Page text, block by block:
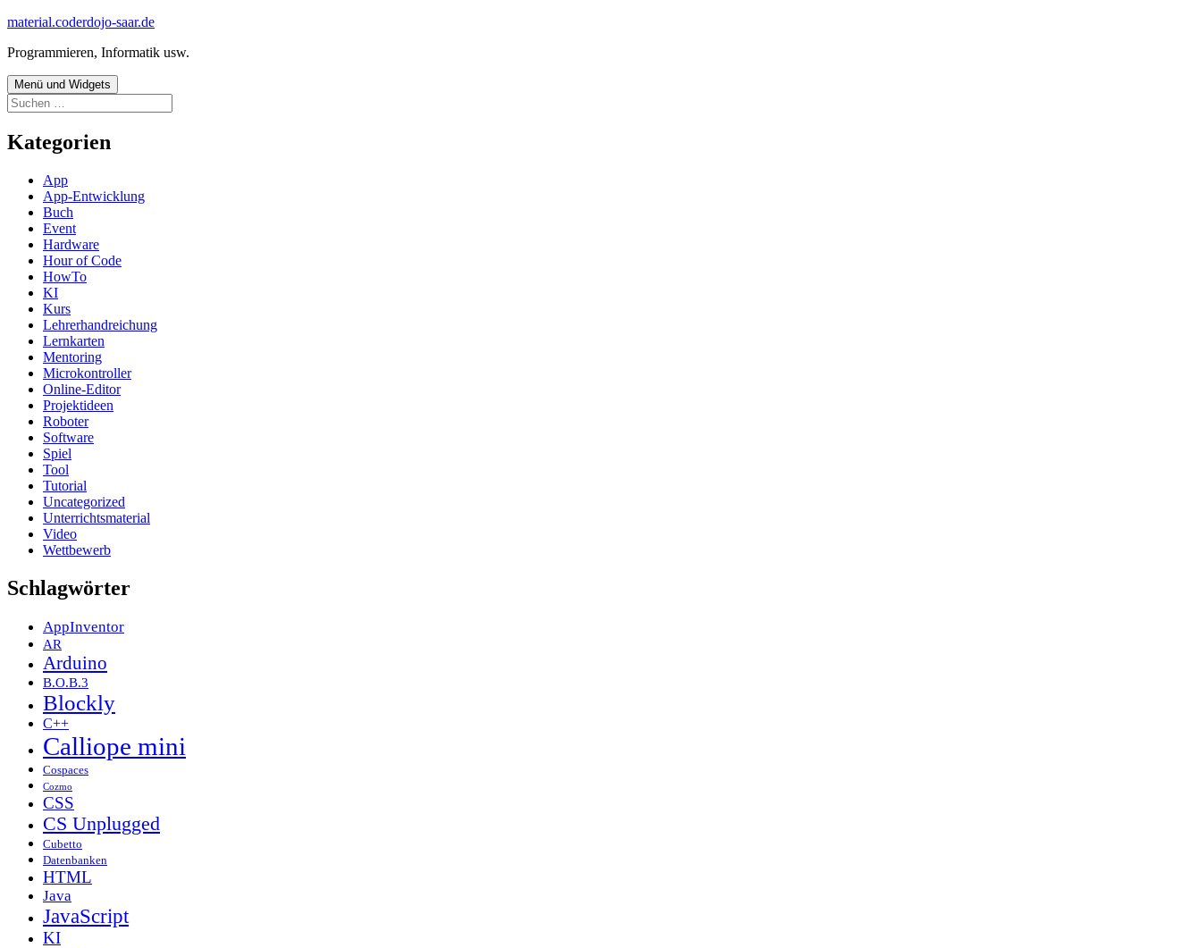
Zum
springen
material.coderdojo-saar.de
Programmieren, Informatik usw.
Menü und Widgets
Suchen
nach:
Kategorien
App
App-Entwicklung
Buch
Event
Hardware
Hour of Code
HowTo
KI
Kurs
Lehrerhandreichung
Lernkarten
Mentoring
Microkontroller
Online-Editor
Projektideen
Roboter
Software
Spiel
Tool
Tutorial
Uncategorized
Unterrichtsmaterial
Video
Wettbewerb
Schlagwörter
AppInventor
AR
Arduino
B.O.B.3
Blockly
C++
Calliope mini
Cospaces
Cozmo
CSS
CS Unplugged
Cubetto
Datenbanken
HTML
Java
JavaScript
KI